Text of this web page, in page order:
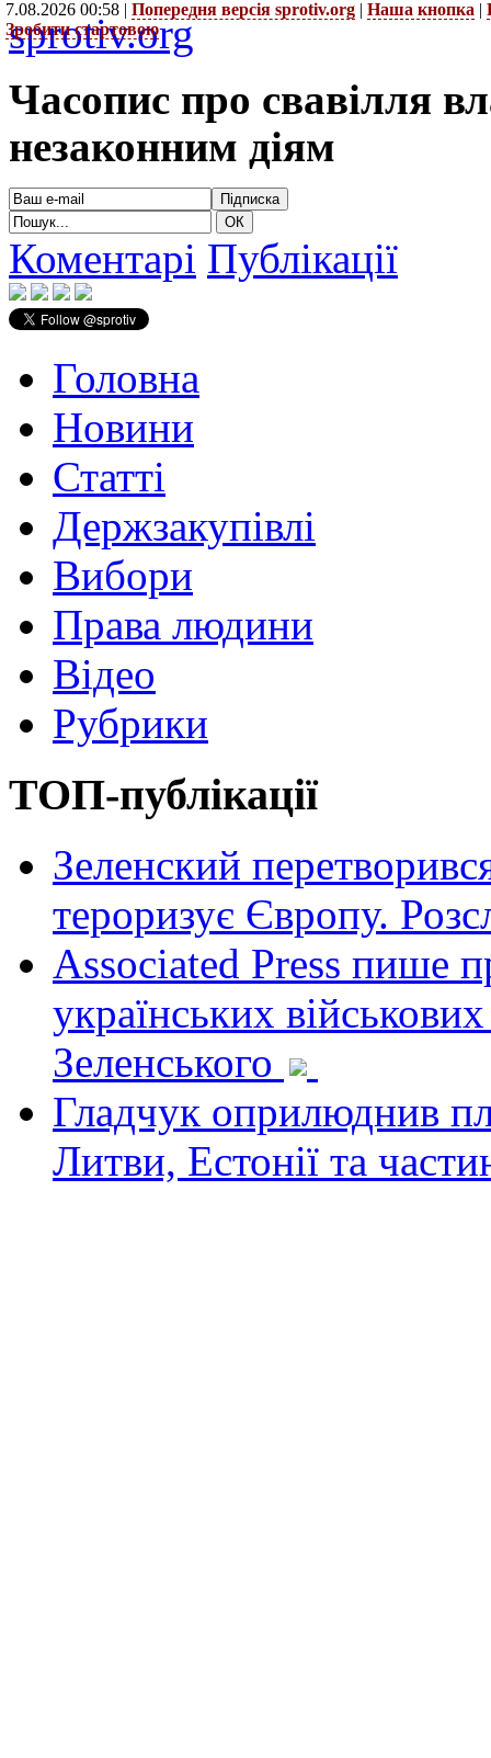
7.08.2026 00:58 | Попередня версія sprotiv.org | Наша кнопка |
Зробити стартовою
sprotiv.org
Часопис про свавілля
незаконним діям
Коментарі Публікації
Головна
Новини
Статті
Держзакупівлі
Вибори
Права людини
Відео
Рубрики
ТОП-публікації
Зеленский
тероризує Європу.
Associated Press пише
українських
Зеленського
Гладчук оприлюднив
Литви, Естонії та